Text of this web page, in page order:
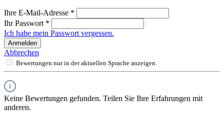
Ihre E-Mail-Adresse *
Ihr Passwort *
Ich habe mein Passwort vergessen.
Anmelden
Abbrechen
Bewertungen nur in der aktuellen Sprache anzeigen.
Keine Bewertungen gefunden. Teilen Sie Ihre Erfahrungen mit
anderen.